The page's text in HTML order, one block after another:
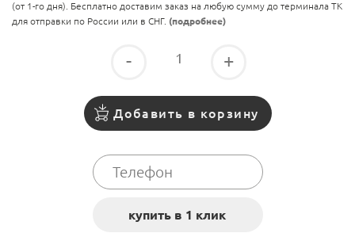
(от 1-го дня). Бесплатно доставим заказ на любую сумму до терминала ТК
для отправки по России или в СНГ. (подробнее)
- +
Добавить в корзину